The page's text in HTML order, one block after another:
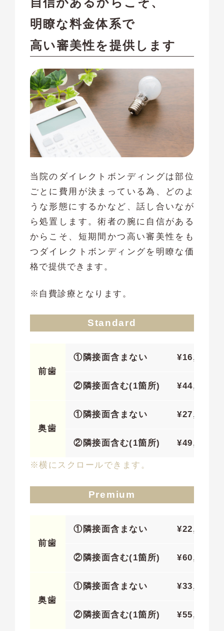
明瞭な料金体系で
高い審美性を提供します
当院のダイレクトボンディングは部位
ごとに費用が決まっている為、どのよ
うな形態にするかなど、話し合いなが
ら処置します。術者の腕に自信がある
からこそ、短期間かつ高い審美性をも
つダイレクトボンディングを明瞭な価
格で提供できます。
※自費診療となります。
Standard
前歯
①隣接面含まない ¥16,500
②隣接面含む(1箇所) ¥44,400
奥歯
①隣接面含まない ¥27,500
②隣接面含む(1箇所) ¥49,000(2
※横にスクロールできます。
Premium
前歯
①隣接面含まない ¥22,000
②隣接面含む(1箇所) ¥60,500
奥歯
①隣接面含まない ¥33,000
②隣接面含む(1箇所) ¥55,000(2